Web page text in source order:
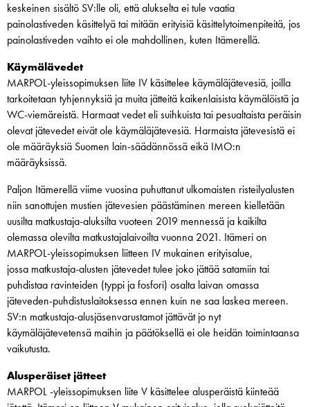
keskeinen sisältö SV:lle oli, että alukselta ei tule vaatia
painolastiveden käsittelyä tai mitään erityisiä käsittelytoimenpiteitä, jos
painolastiveden vaihto ei ole mahdollinen, kuten Itämerellä.
Käymälävedet
MARPOL-yleissopimuksen liite IV käsittelee käymäläjätevesiä, joilla
tarkoitetaan tyhjennyksiä ja muita jätteitä kaikenlaisista käymälöistä ja
WC-viemäreistä. Harmaat vedet eli suihkuista tai pesualtaista peräisin
olevat jätevedet eivät ole käymäläjätevesiä. Harmaista jätevesistä ei
ole määräyksiä Suomen lain-säädännössä eikä IMO:n
määräyksissä.
Paljon Itämerellä viime vuosina puhuttanut ulkomaisten risteilyalusten
niin sanottujen mustien jätevesien päästäminen mereen kielletään
uusilta matkustaja-aluksilta vuoteen 2019 mennessä ja kaikilta
olemassa olevilta matkustajalaivoilta vuonna 2021. Itämeri on
MARPOL-yleissopimuksen liitteen IV mukainen erityisalue,
jossa matkustaja-alusten jätevedet tulee joko jättää satamiin tai
puhdistaa ravinteiden (typpi ja fosfori) osalta laivan omassa
jäteveden-puhdistuslaitoksessa ennen kuin ne saa laskea mereen.
SV:n matkustaja-alusjäsenvarustamot jättävät jo nyt
käymäläjätevetensä maihin ja päätöksellä ei ole heidän toimintaansa
vaikutusta.
Alusperäiset jätteet
MARPOL -yleissopimuksen liite V käsittelee alusperäistä kiinteää